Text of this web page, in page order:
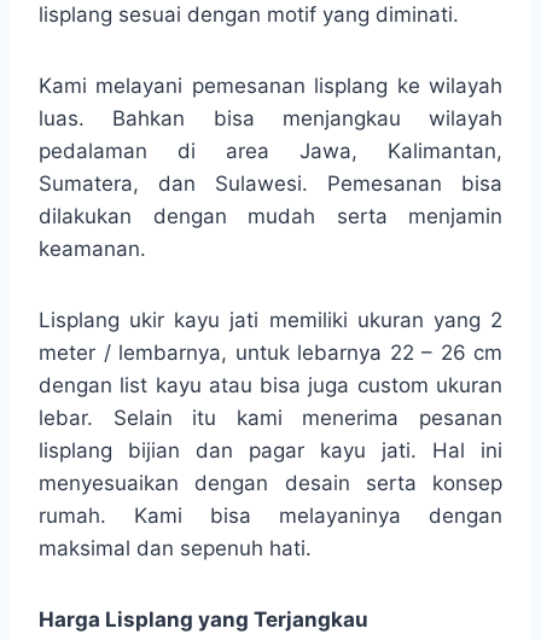
lisplang sesuai dengan motif yang diminati.
Kami melayani pemesanan lisplang ke wilayah
luas. Bahkan bisa menjangkau wilayah
pedalaman di area Jawa, Kalimantan,
Sumatera, dan Sulawesi. Pemesanan bisa
dilakukan dengan mudah serta menjamin
keamanan.
Lisplang ukir kayu jati memiliki ukuran yang 2
meter / lembarnya, untuk lebarnya 22 – 26 cm
dengan list kayu atau bisa juga custom ukuran
lebar. Selain itu kami menerima pesanan
lisplang bijian dan pagar kayu jati. Hal ini
menyesuaikan dengan desain serta konsep
rumah. Kami bisa melayaninya dengan
maksimal dan sepenuh hati.
Harga Lisplang yang Terjangkau